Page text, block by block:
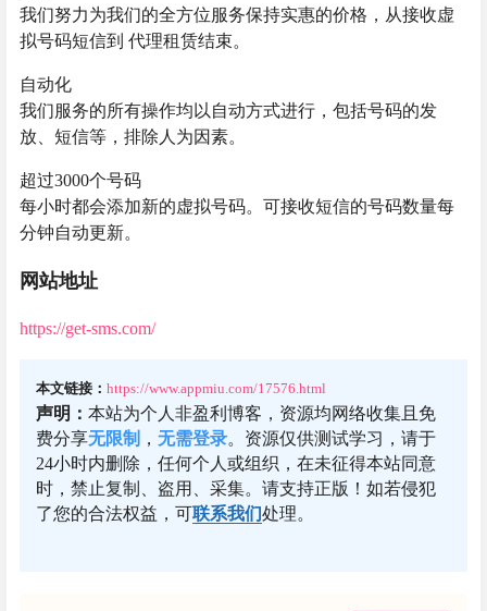
我们努力为我们的全方位服务保持实惠的价格，从接收虚
拟号码短信到 代理租赁结束。
自动化
我们服务的所有操作均以自动方式进行，包括号码的发
放、短信等，排除人为因素。
超过3000个号码
每小时都会添加新的虚拟号码。可接收短信的号码数量每
分钟自动更新。
网站地址
https://get-sms.com/
本文链接： https://www.appmiu.com/17576.html
声明： 本站为个人非盈利博客，资源均网络收集且免
费分享无限制 ， 无需登录。资源仅供测试学习，请于
24小时内删除，任何个人或组织，在未征得本站同意
时，禁止复制、盗用、采集。请支持正版！如若侵犯
了您的合法权益，可联系我们处理。